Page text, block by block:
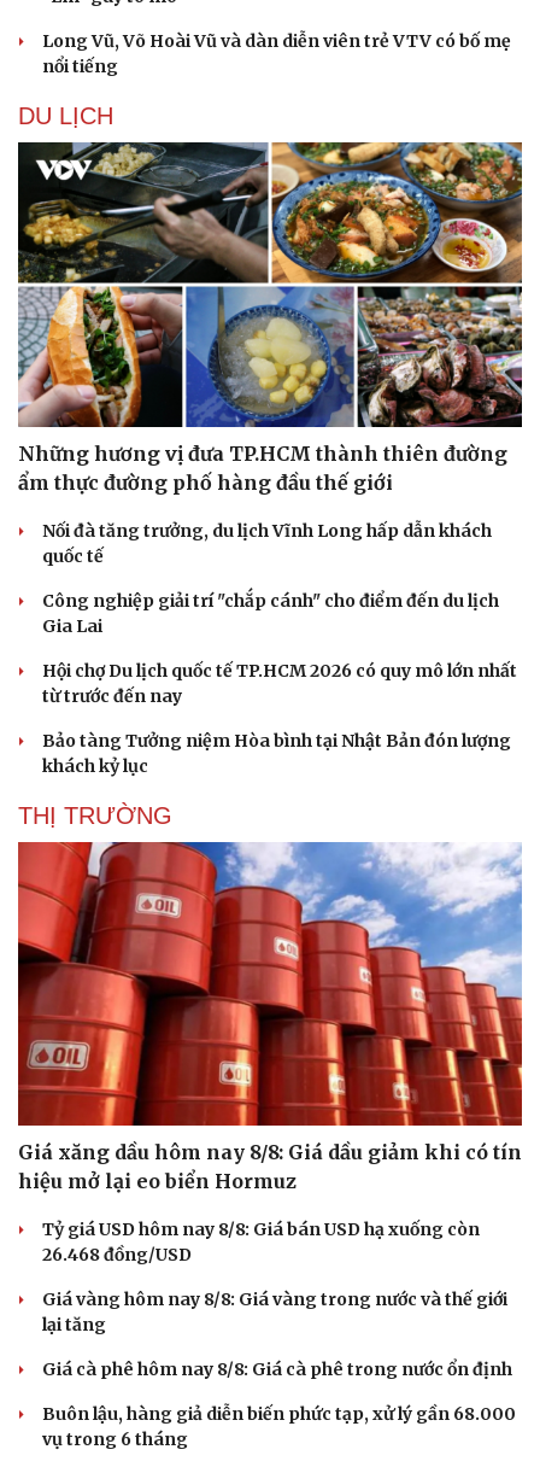
Doanh nhân
Vì cộng đồng
Tin Công nghệ
Sức khỏe
Cây thuốc
Nhi khoa
Nam khoa
Đời sống
Blog
Long Vũ, Võ Hoài Vũ và dàn diễn viên trẻ VTV có bố mẹ
nổi tiếng
DU LỊCH
Những hương vị đưa TP.HCM thành thiên đường
ẩm thực đường phố hàng đầu thế giới
Nối đà tăng trưởng, du lịch Vĩnh Long hấp dẫn khách
quốc tế
Công nghiệp giải trí "chắp cánh" cho điểm đến du lịch
Gia Lai
Hội chợ Du lịch quốc tế TP.HCM 2026 có quy mô lớn nhất
từ trước đến nay
Bảo tàng Tưởng niệm Hòa bình tại Nhật Bản đón lượng
khách kỷ lục
THỊ TRƯỜNG
Giá xăng dầu hôm nay 8/8: Giá dầu giảm khi có tín
hiệu mở lại eo biển Hormuz
Tỷ giá USD hôm nay 8/8: Giá bán USD hạ xuống còn
26.468 đồng/USD
Giá vàng hôm nay 8/8: Giá vàng trong nước và thế giới
lại tăng
Giá cà phê hôm nay 8/8: Giá cà phê trong nước ổn định
Buôn lậu, hàng giả diễn biến phức tạp, xử lý gần 68.000
vụ trong 6 tháng